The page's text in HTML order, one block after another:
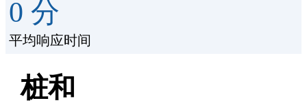
0 分
平均响应时间
桩和